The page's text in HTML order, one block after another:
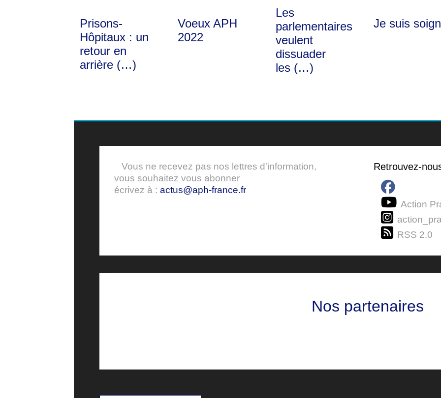
Prisons-
Hôpitaux : un
retour en
arrière (…)
Voeux APH
2022
Les
parlementaires
veulent
dissuader
les (…)
Je suis
Vous ne recevez pas nos lettres d'information,
vous souhaitez vous abonner
écrivez à : actus@aph-france.fr
Retrouvez-
Action
RSS 2.0
Nos partenaires